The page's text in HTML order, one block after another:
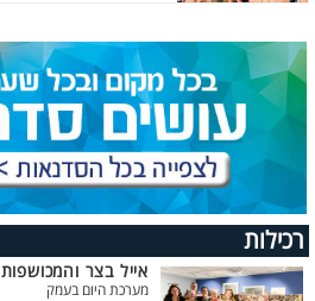
רכילות
אייל בצר והמכושפות
מערכת היום בעמק